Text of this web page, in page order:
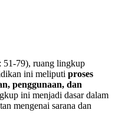
79), ruang lingkup
ini meliputi proses
penggunaan, dan
ini menjadi dasar dalam
mengenai sarana dan